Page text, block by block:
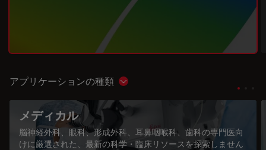
アプリケーションの種類 Show subnavigation
メディカル
脳神経外科、眼科、形成外科、耳鼻咽喉科、歯科の専門医向
けに厳選された、最新の科学・臨床リソースを探索しません